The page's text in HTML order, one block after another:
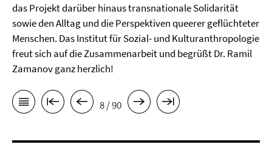
das Projekt darüber hinaus transnationale Solidarität
sowie den Alltag und die Perspektiven queerer geflüchteter
Menschen. Das Institut für Sozial- und Kulturanthropologie
freut sich auf die Zusammenarbeit und begrüßt Dr. Ramil
Zamanov ganz herzlich!
8 / 90